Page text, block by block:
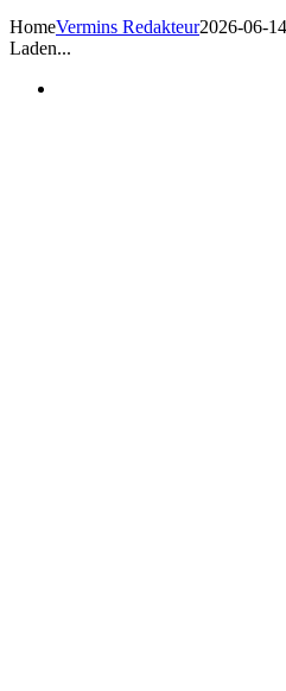
HomeVermins Redakteur2026-06-
Laden...